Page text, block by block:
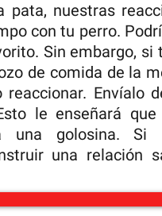
pata, nuestras
con tu perro.
Sin embargo,
de comida de la
reaccionar. Envíalo
le enseñará
una golosina. Si
una relación